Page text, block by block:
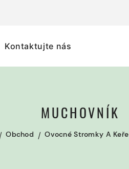
Kontaktujte nás
MUCHOVNÍK
Obchod Ovocné Stromky A Keře